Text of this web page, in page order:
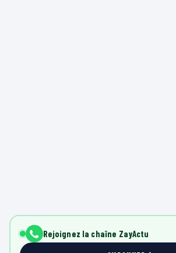
Rejoignez la chaîne ZayActu